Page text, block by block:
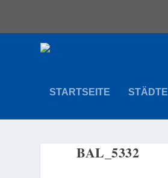
STARTSEITE STÄDTE
BAL_5332